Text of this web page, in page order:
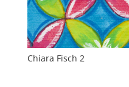
Chiara Fisch 2